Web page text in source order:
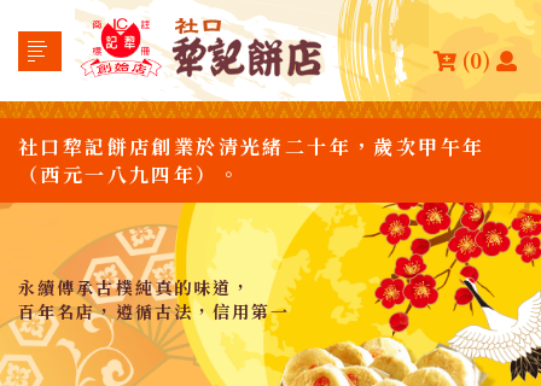
(0)
社口犂記餅店創業於清光緒二十年，歲次甲午年
（西元一八九四年）。
永續傳承古樸純真的味道，
百年名店，遵循古法，信用第一